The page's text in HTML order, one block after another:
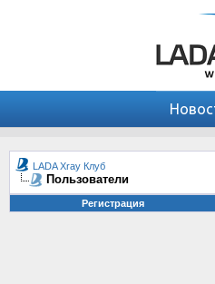
LADA Xray Клуб
Пользователи
Регистрация